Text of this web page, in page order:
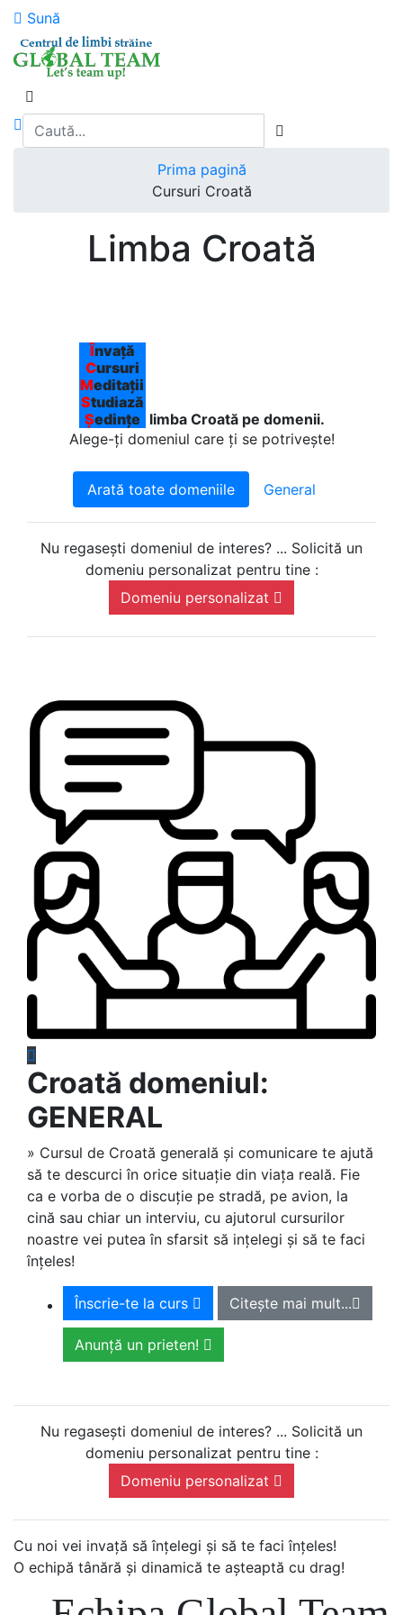
Sună
Limba Croată
Prima pagină
Cursuri Croată
Învață
Cursuri
Meditații
Studiază
Ședințe limba Croată pe domenii.
Alege-ți domeniul care ți se potrivește!
Arată toate domeniile General
Nu regasești domeniul de interes? ... Solicită un
domeniu personalizat pentru tine :
Domeniu personalizat
Croată domeniul:
GENERAL
» Cursul de Croată generală și comunicare te ajută
să te descurci în orice situație din viața reală. Fie
ca e vorba de o discuție pe stradă, pe avion, la
cină sau chiar un interviu, cu ajutorul cursurilor
noastre vei putea în sfarsit să ințelegi și să te faci
înțeles!
Înscrie-te la curs Citește mai mult...
Anunță un prieten!
Nu regasești domeniul de interes? ... Solicită un
domeniu personalizat pentru tine :
Domeniu personalizat
Cu noi vei invață să înțelegi și să te faci înțeles!
O echipă tânără și dinamică te așteaptă cu drag!